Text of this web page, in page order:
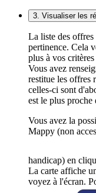
3. Visualiser les
La liste des offres
pertinence. Cela
plus à vos critères
Vous avez
restitue les offres
celles-ci sont
est le plus proche
Vous avez la
Mappy (non
handicap) en
La carte affiche
voyez à l'écran.